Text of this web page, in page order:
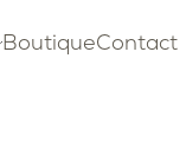
BoutiqueContact